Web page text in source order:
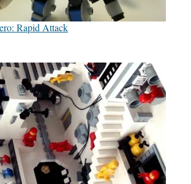
Rapid Attack